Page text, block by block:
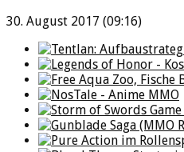
30. August 2017 (09:16)